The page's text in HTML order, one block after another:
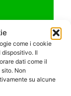
come i cookie
Il
dati come il
Non
su alcune